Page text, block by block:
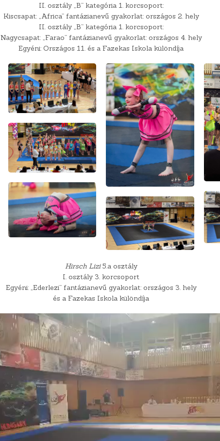
II. osztály „B” kategória 1. korcsoport:
Kiscsapat: „Africa” fantázianevű gyakorlat: országos 2. hely
II. osztály „B” kategória 1. korcsoport:
Nagycsapat: „Farao” fantázianevű gyakorlat: országos 4. hely
Egyéni: Országos 11. és a Fazekas Iskola különdíja
Hirsch Lizi5.a osztály
I. osztály 3. korcsoport
Egyéni: „Ederlezi” fantázianevű gyakorlat: országos 3. hely
és a Fazekas Iskola különdíja